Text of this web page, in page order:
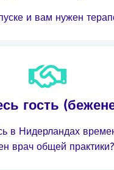
и вам нужен
гость
в Нидерландах
врач общей практики?